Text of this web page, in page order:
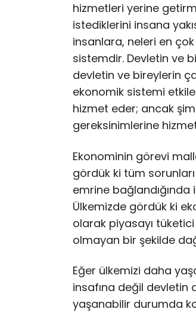
hizmetleri yerine
istediklerini insana
insanlara, neleri en
sistemdir. Devletin ve
devletin ve bireylerin
ekonomik sistemi
hizmet eder; ancak
gereksinimlerine
Ekonominin görevi
gördük ki tüm
emrine bağlandığında
Ülkemizde gördük ki
olarak piyasayı
olmayan bir şekilde
Eğer ülkemizi daha
insafına değil devletin
yaşanabilir durumda